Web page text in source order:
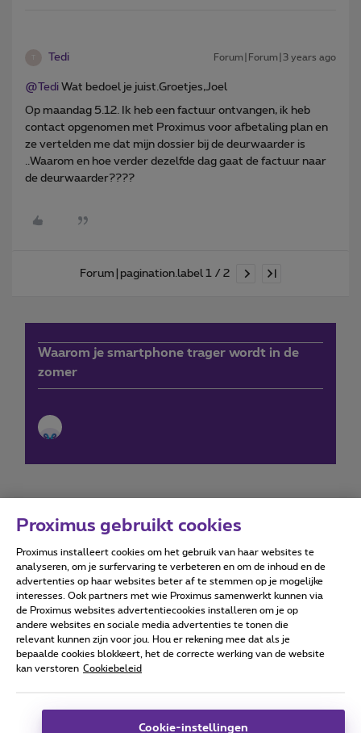
Tedi Forum|Forum|3 years ago
@Tedi Wat bedoel je juist.Groetjes,Joel
Оp maandag 5.12. Ik heb een factuur ontvangen, ik heb
contact opgenomen met Proximus voor afbetaling plan en
ze vertelden me dat mijn dossier bij de deurwaarder is
..Waarom en hoe verder dezelfde dag gaat de factuur naar
de deurwaarder????
Forum|pagination.label 1 / 2
Waarom je smartphone trager wordt in de
zomer
Forumvoorwaarden Accessibility statement
Alle rechten voorbehouden. © Proximus
Algemene voorwaarden, consumenteninfo
Deze website is gecreëerd en wordt beheerd conform het
Proximus gebruikt cookies
Proximus installeert cookies om het gebruik van haar websites te
analyseren, om je surfervaring te verbeteren en om de inhoud en de
advertenties op haar websites beter af te stemmen op je mogelijke
interesses. Ook partners met wie Proximus samenwerkt kunnen via
de Proximus websites advertentiecookies installeren om je op
andere websites en sociale media advertenties te tonen die
relevant kunnen zijn voor jou. Hou er rekening mee dat als je
bepaalde cookies blokkeert, het de correcte werking van de website
kan verstoren Cookiebeleid
Cookie-instellingen